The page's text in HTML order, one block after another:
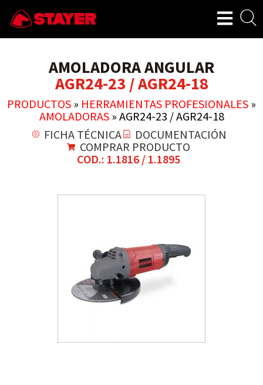
AMOLADORA ANGULAR
AGR24-23 / AGR24-18
PRODUCTOS » HERRAMIENTAS PROFESIONALES »
AMOLADORAS» AGR24-23 / AGR24-18
FICHA TÉCNICA
DOCUMENTACIÓN
COMPRAR PRODUCTO
COD.: 1.1816 / 1.1895